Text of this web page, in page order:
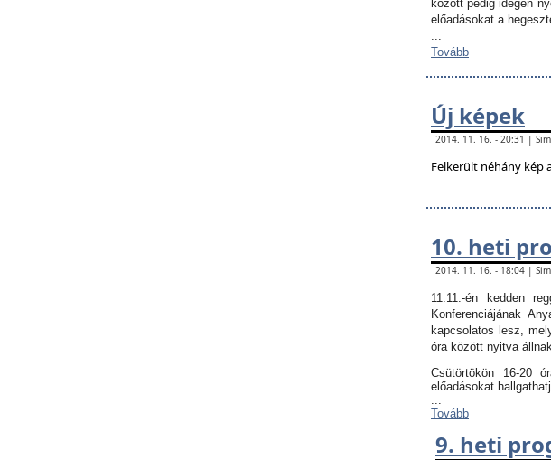
között pedig idegen
előadásokat a
...
Tovább
Új képek
2014. 11. 16. - 20:31 |
Felkerült néhány kép
10. heti
2014. 11. 16. - 18:04 |
11.11.-én kedden
Konferenciájának
kapcsolatos lesz,
óra között nyitva
Csütörtökön 16-20
előadásokat
...
Tovább
9. heti